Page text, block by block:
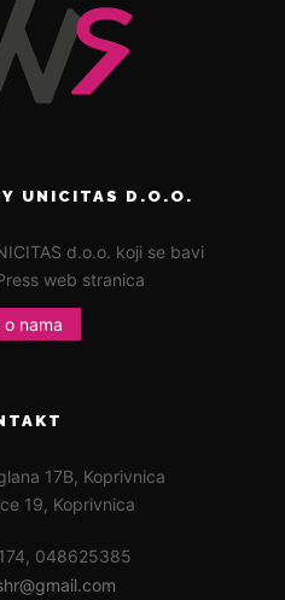
UNICITAS D.O.O.
d.o.o. koji se bavi
web stranica
o nama
17B, Koprivnica
19, Koprivnica
048625385